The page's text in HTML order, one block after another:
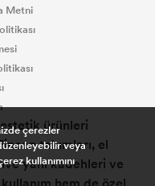
Metni
ürünleri
takımları, el
yanı kadehleri ve
çerezler
veya
kullanımını